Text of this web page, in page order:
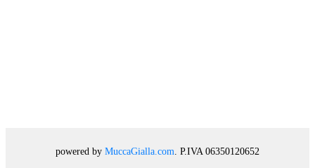
powered by MuccaGialla.com . P.IVA 06350120652